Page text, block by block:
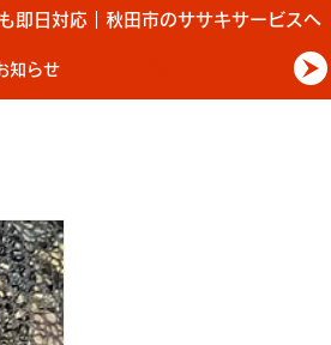
即日対応｜秋田市のササキサービスへ
知らせ